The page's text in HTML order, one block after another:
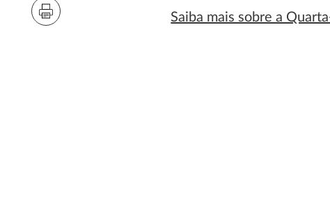
Saiba mais sobre a